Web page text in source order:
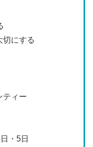
切にする
ティー
・5日